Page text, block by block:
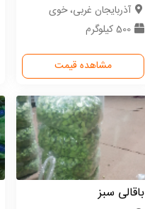
آذربایجان غربی، خوی
500 کیلوگرم
مشاهده قیمت
باقالی سبز